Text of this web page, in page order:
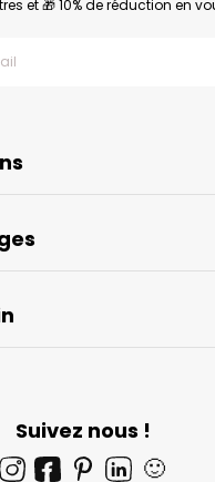
et 🎁 10% de réduction en
Suivez nous !
🙂